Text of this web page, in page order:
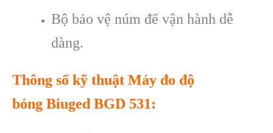
Bộ bảo vệ núm để vận hành dễ
dàng.
Thông số kỹ thuật Máy đo độ
bóng Biuged BGD 531: